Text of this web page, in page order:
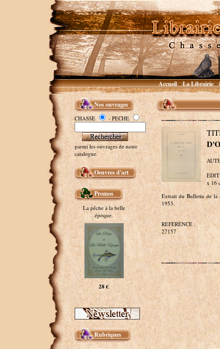
Accueil~La Librairie~
Nos ouvrages
CHASSE - PECHE
parmi les ouvrages de notre
catalogue.
Oeuvres d'art
Promos
La pêche à la belle
époque.
28 €
Rubriques
x 16
Extrait du Bulletin de la
1953.
REFERENCE :
27157